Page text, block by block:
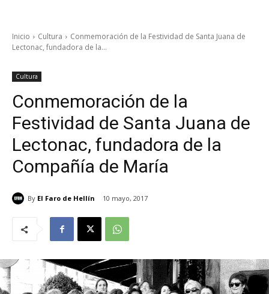
Inicio Cultura
Conmemoración de la Festividad de Santa Juana de
Lectonac, fundadora de la...
Cultura
Conmemoración de la
Festividad de Santa Juana de
Lectonac, fundadora de la
Compañía de María
By El Faro de Hellín 10 mayo, 2017